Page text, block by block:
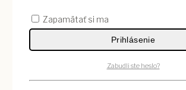
Zapamätať si ma
Prihlásenie
Zabudli ste heslo?